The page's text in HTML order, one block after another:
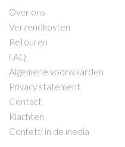
Over ons
Verzendkosten
Retouren
FAQ
Algemene voorwaarden
Privacy statement
Contact
Klachten
Confetti in de media